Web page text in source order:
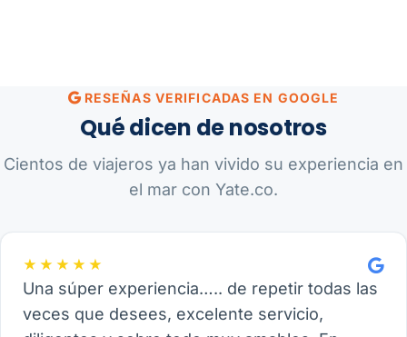
RESEÑAS VERIFICADAS EN GOOGLE
Qué dicen de nosotros
Cientos de viajeros ya han vivido su experiencia en
el mar con Yate.co.
★★★★★
Una súper experiencia….. de repetir todas las
veces que desees, excelente servicio,